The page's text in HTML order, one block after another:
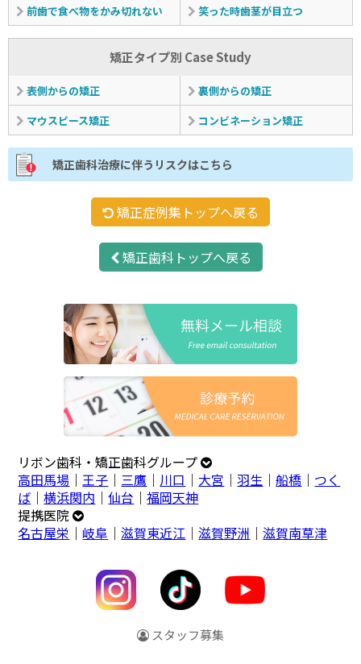
前歯で食べ物をかみ切れない
笑った時歯茎が目立つ
矯正タイプ別 Case Study
表側からの矯正
裏側からの矯正
マウスピース矯正
コンビネーション矯正
矯正歯科治療に伴うリスクはこちら
矯正症例集トップへ戻る
矯正歯科トップへ戻る
リボン歯科・矯正歯科グループ
高田馬場 ｜王子 ｜ 三鷹 ｜ 川口 ｜ 大宮 ｜羽生 ｜船橋 ｜ つく
ば ｜横浜関内 ｜仙台 ｜福岡天神
提携医院
名古屋栄 ｜岐阜 ｜滋賀東近江 ｜滋賀野洲 ｜滋賀南草津
スタッフ募集